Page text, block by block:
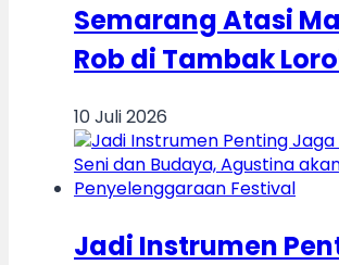
Semarang Atasi
Rob di Tambak
10 Juli 2026
Jadi Instrumen